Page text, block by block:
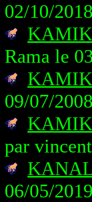
02/10/
Rama le
09/07/
par
06/05/